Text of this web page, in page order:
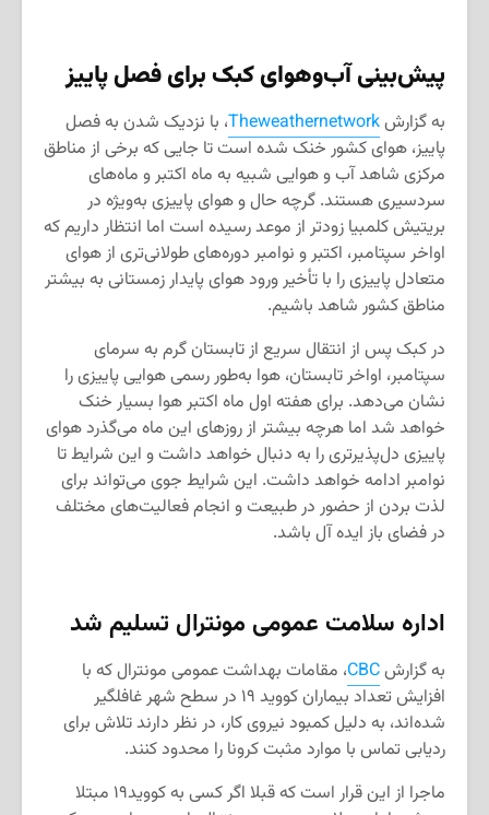
پیش‌بینی آب‌وهوای کبک برای فصل پاییز
به گزارشTheweathernetwork، با نزدیک شدن به فصل
پاییز، هوای کشور خنک شده است تا جایی که برخی از مناطق
مرکزی شاهد آب و هوایی شبیه به ماه اکتبر و ماه‌های
سردسیری هستند. گرچه حال و هوای پاییزی به‌ویژه در
بریتیش کلمبیا زودتر از موعد رسیده است اما انتظار داریم که
اواخر سپتامبر، اکتبر و نوامبر دوره‌های طولانی‌تری از هوای
متعادل پاییزی را با تأخیر ورود هوای پایدار زمستانی به بیشتر
مناطق کشور شاهد باشیم.
در کبک پس از انتقال سریع از تابستان گرم به سرمای
سپتامبر، اواخر تابستان، هوا به‌طور رسمی هوایی پاییزی را
نشان می‌دهد. برای هفته اول ماه اکتبر هوا بسیار خنک
خواهد شد اما هرچه بیشتر از روزهای این ماه می‌گذرد هوای
پاییزی دل‌پذیرتری را به دنبال خواهد داشت و این شرایط تا
نوامبر ادامه خواهد داشت. این شرایط جوی می‌تواند برای
لذت بردن از حضور در طبیعت و انجام فعالیت‌های مختلف
در فضای باز ایده آل باشد.
اداره سلامت عمومی مونترال تسلیم شد
به گزارشCBC، مقامات بهداشت عمومی مونترال که با
افزایش تعداد بیماران کووید ۱۹ در سطح شهر غافلگیر
شده‌اند، به دلیل کمبود نیروی کار، در نظر دارند تلاش برای
ردیابی تماس با موارد مثبت کرونا را محدود کنند.
ماجرا از این قرار است که قبلا اگر کسی به کووید۱۹ مبتلا